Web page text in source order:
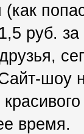
руб. за
шоу
время.